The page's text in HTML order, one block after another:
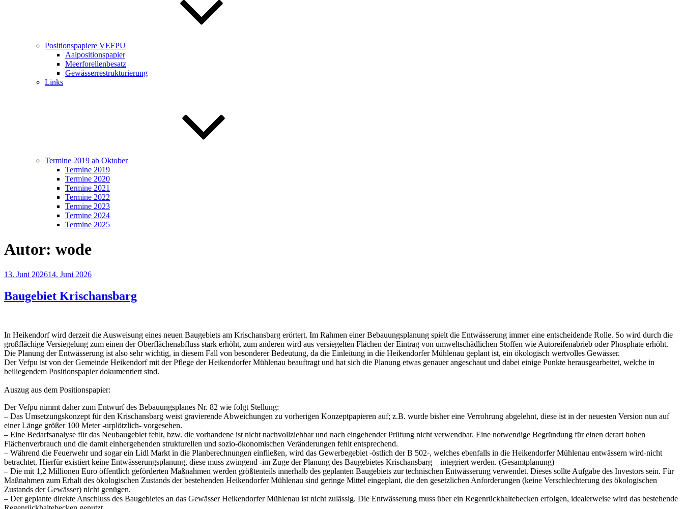
Positionspapiere VEFPU
Aalpositionspapier
Meerforellenbesatz
Gewässerrestrukturierung
Links
Termine 2019 ab Oktober
Termine 2019
Termine 2020
Termine 2021
Termine 2022
Termine 2023
Termine 2024
Termine 2025
Autor: wode
Veröffentlicht
13. Juni 202614. Juni 2026
Baugebiet Krischansbarg
In Heikendorf wird derzeit die Ausweisung eines neuen Baugebiets am Krischansbarg erörtert. Im Rahmen einer Bebauungsplanung spielt die Entwässerung immer eine entscheidende Rolle. So wird durch die
großflächige Versiegelung zum einen der Oberflächenabfluss stark erhöht, zum anderen wird aus versiegelten Flächen der Eintrag von umweltschädlichen Stoffen wie Autoreifenabrieb oder Phosphate erhöht.
Die Planung der Entwässerung ist also sehr wichtig, in diesem Fall von besonderer Bedeutung, da die Einleitung in die Heikendorfer Mühlenau geplant ist, ein ökologisch wertvolles Gewässer.
Der Vefpu ist von der Gemeinde Heikendorf mit der Pflege der Heikendorfer Mühlenau beauftragt und hat sich die Planung etwas genauer angeschaut und dabei einige Punkte herausgearbeitet, welche in
beiliegendem Positionspapier dokumentiert sind.
Auszug aus dem Positionspapier:
Der Vefpu nimmt daher zum Entwurf des Bebauungsplanes Nr. 82 wie folgt Stellung:
– Das Umsetzungskonzept für den Krischansbarg weist gravierende Abweichungen zu vorherigen Konzeptpapieren auf; z.B. wurde bisher eine Verrohrung abgelehnt, diese ist in der neuesten Version nun auf
einer Länge größer 100 Meter -urplötzlich- vorgesehen.
– Eine Bedarfsanalyse für das Neubaugebiet fehlt, bzw. die vorhandene ist nicht nachvollziehbar und nach eingehender Prüfung nicht verwendbar. Eine notwendige Begründung für einen derart hohen
Flächenverbrauch und die damit einhergehenden strukturellen und sozio-ökonomischen Veränderungen fehlt entsprechend.
– Während die Feuerwehr und sogar ein Lidl Markt in die Planberechnungen einfließen, wird das Gewerbegebiet -östlich der B 502-, welches ebenfalls in die Heikendorfer Mühlenau entwässern wird-nicht
betrachtet. Hierfür existiert keine Entwässerungsplanung, diese muss zwingend -im Zuge der Planung des Baugebietes Krischansbarg – integriert werden. (Gesamtplanung)
– Die mit 1,2 Millionen Euro öffentlich geförderten Maßnahmen werden größtenteils innerhalb des geplanten Baugebiets zur technischen Entwässerung verwendet. Dieses sollte Aufgabe des Investors sein. Für
Maßnahmen zum Erhalt des ökologischen Zustands der bestehenden Heikendorfer Mühlenau sind geringe Mittel eingeplant, die den gesetzlichen Anforderungen (keine Verschlechterung des ökologischen
Zustands der Gewässer) nicht genügen.
– Der geplante direkte Anschluss des Baugebietes an das Gewässer Heikendorfer Mühlenau ist nicht zulässig. Die Entwässerung muss über ein Regenrückhaltebecken erfolgen, idealerweise wird das bestehende